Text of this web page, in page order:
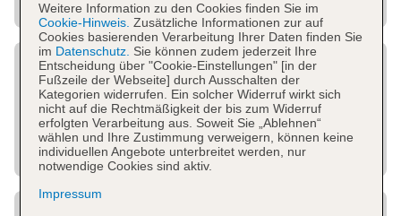
Weitere Information zu den Cookies finden Sie im
Cookie-Hinweis. Zusätzliche Informationen zur auf
Cookies basierenden Verarbeitung Ihrer Daten finden Sie
im Datenschutz. Sie können zudem jederzeit Ihre
Entscheidung über "Cookie-Einstellungen" [in der
Fußzeile der Webseite] durch Ausschalten der
Kategorien widerrufen. Ein solcher Widerruf wirkt sich
nicht auf die Rechtmäßigkeit der bis zum Widerruf
erfolgten Verarbeitung aus. Soweit Sie „Ablehnen“
wählen und Ihre Zustimmung verweigern, können keine
individuellen Angebote unterbreitet werden, nur
notwendige Cookies sind aktiv.
Impressum